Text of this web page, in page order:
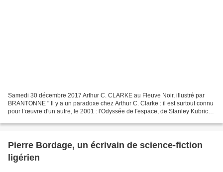
Samedi 30 décembre 2017 Arthur C. CLARKE au Fleuve Noir, illustré par
BRANTONNE " Il y a un paradoxe chez Arthur C. Clarke : il est surtout connu
pour l’œuvre d'un autre, le 2001 : l'Odyssée de l'espace, de Stanley Kubrick,
Pierre Bordage, un écrivain de science-fiction
ligérien